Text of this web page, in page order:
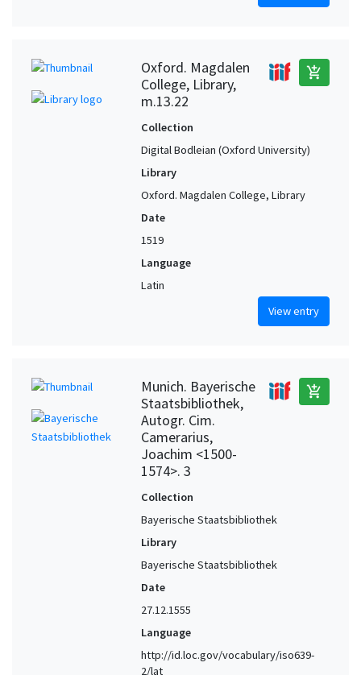
Oxford. Magdalen
College, Library,
m.13.22
add_shopping_cart
Collection
Digital Bodleian (Oxford University)
Library
Oxford. Magdalen College, Library
Date
1519
Language
Latin
View entry
Munich. Bayerische
Staatsbibliothek,
Autogr. Cim.
Camerarius,
Joachim <1500-
1574>. 3
add_shopping_cart
Collection
Bayerische Staatsbibliothek
Library
Bayerische Staatsbibliothek
Date
27.12.1555
Language
http://id.loc.gov/vocabulary/iso639-
2/lat